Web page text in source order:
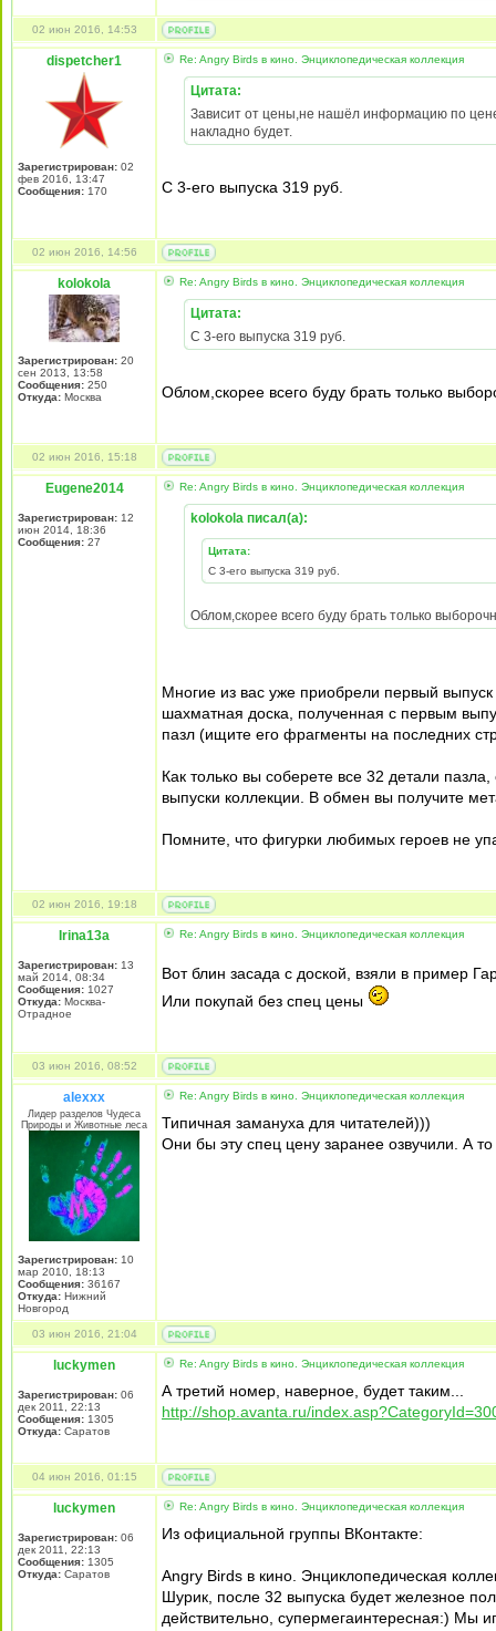
02 июн 2016, 14:53
dispetcher1
Зарегистрирован: 02
фев 2016, 13:47
Сообщения: 170
Re: Angry Birds в кино. Энциклопедическая коллекция
Цитата:
Зависит от цены,не нашёл информацию по
накладно будет.
С 3-его выпуска 319 руб.
02 июн 2016, 14:56
kolokola
Зарегистрирован: 20
сен 2013, 13:58
Сообщения: 250
Откуда: Москва
Re: Angry Birds в кино. Энциклопедическая коллекция
Цитата:
С 3-его выпуска 319 руб.
Облом,скорее всего буду брать только
02 июн 2016, 15:18
Eugene2014
Зарегистрирован: 12
июн 2014, 18:36
Сообщения: 27
Re: Angry Birds в кино. Энциклопедическая коллекция
kolokola писал(а):
Цитата:
С 3-его выпуска 319 руб.
Облом,скорее всего буду брать только
Многие из вас уже приобрели первый
шахматная доска, полученная с первым
пазл (ищите его фрагменты на последних
Как только вы соберете все 32 детали
выпуски коллекции. В обмен вы получите
Помните, что фигурки любимых героев не
02 июн 2016, 19:18
Irina13a
Зарегистрирован: 13
май 2014, 08:34
Сообщения: 1027
Откуда: Москва-
Отрадное
Re: Angry Birds в кино. Энциклопедическая коллекция
Вот блин засада с доской, взяли в пример
Или покупай без спец цены
03 июн 2016, 08:52
alexxx
Лидер разделов Чудеса
Природы и Животные леса
Зарегистрирован: 10
мар 2010, 18:13
Сообщения: 36167
Откуда: Нижний
Новгород
Re: Angry Birds в кино. Энциклопедическая коллекция
Типичная замануха для читателей)))
Они бы эту спец цену заранее озвучили. А
03 июн 2016, 21:04
luckymen
Зарегистрирован: 06
дек 2011, 22:13
Сообщения: 1305
Откуда: Саратов
Re: Angry Birds в кино. Энциклопедическая коллекция
А третий номер, наверное, будет таким...
http://shop.avanta.ru/
04 июн 2016, 01:15
luckymen
Зарегистрирован: 06
дек 2011, 22:13
Сообщения: 1305
Откуда: Саратов
Re: Angry Birds в кино. Энциклопедическая коллекция
Из официальной группы ВКонтакте:
Angry Birds в кино. Энциклопедическая
Шурик, после 32 выпуска будет железное
действительно, супермегаинтересная:) Мы